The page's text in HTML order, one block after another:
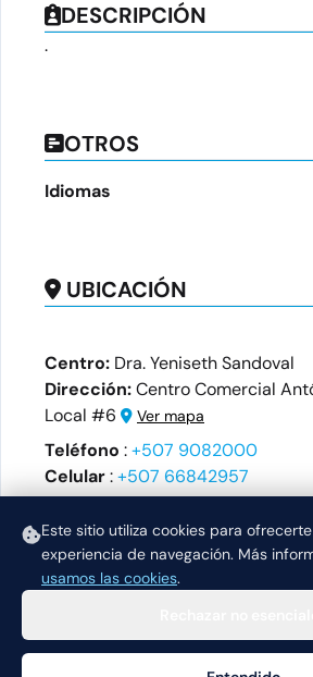
Este sitio utiliza cookies para
experiencia de navegación. Más
usamos las cookies.
DESCRIPCIÓN
.
OTROS
Idiomas
UBICACIÓN
Centro: Dra. Yeniseth Sandoval
Dirección:Centro Comercial
Local #6
Ver mapa
Teléfono :+507 9082000
Celular:+507 66842957
Lunes:
14:30-18:30
Jueves:
14:30-18:30